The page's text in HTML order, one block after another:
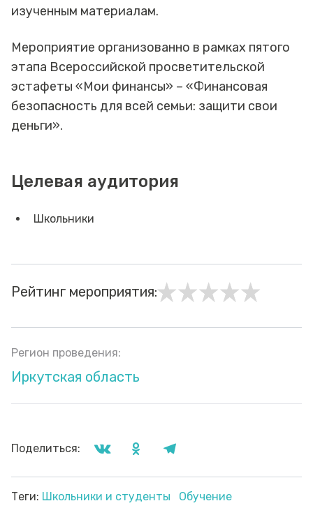
изученным материалам.
Мероприятие организованно в рамках пятого
этапа Всероссийской просветительской
эстафеты «Мои финансы» – «Финансовая
безопасность для всей семьи: защити свои
деньги».
Целевая аудитория
Школьники
Рейтинг мероприятия:
Регион проведения:
Иркутская область
Поделиться:
Теги: Школьники и студенты Обучение